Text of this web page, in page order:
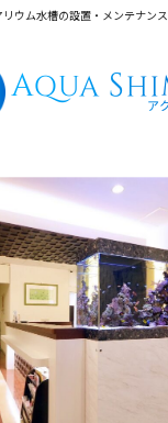
ウム水槽の設置・メンテナン